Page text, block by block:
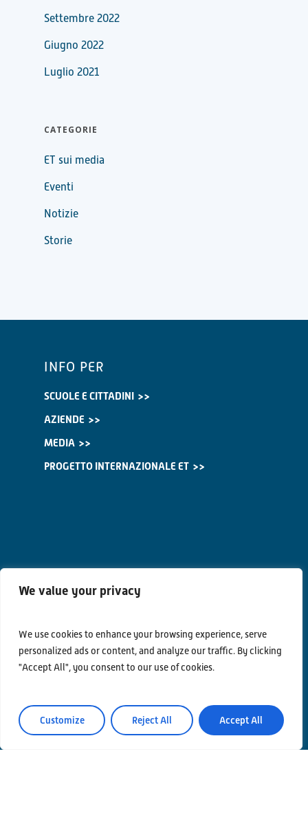
We value your privacy
We use cookies to enhance your browsing experience, serve
personalized ads or content, and analyze our traffic. By clicking
"Accept All", you consent to our use of cookies.
Customize Reject All Accept All
Settembre 2022
Giugno 2022
Luglio 2021
CATEGORIE
ET sui media
Eventi
Notizie
Storie
INFO PER
SCUOLE E CITTADINI
AZIENDE
MEDIA
PROGETTO INTERNAZIONALE ET
Contatti